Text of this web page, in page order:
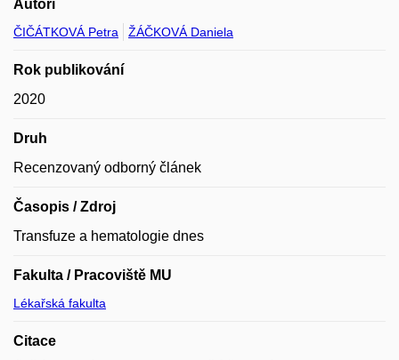
Autoři
ČIČÁTKOVÁ Petra ŽÁČKOVÁ Daniela
Rok publikování
2020
Druh
Recenzovaný odborný článek
Časopis / Zdroj
Transfuze a hematologie dnes
Fakulta / Pracoviště MU
Lékařská fakulta
Citace